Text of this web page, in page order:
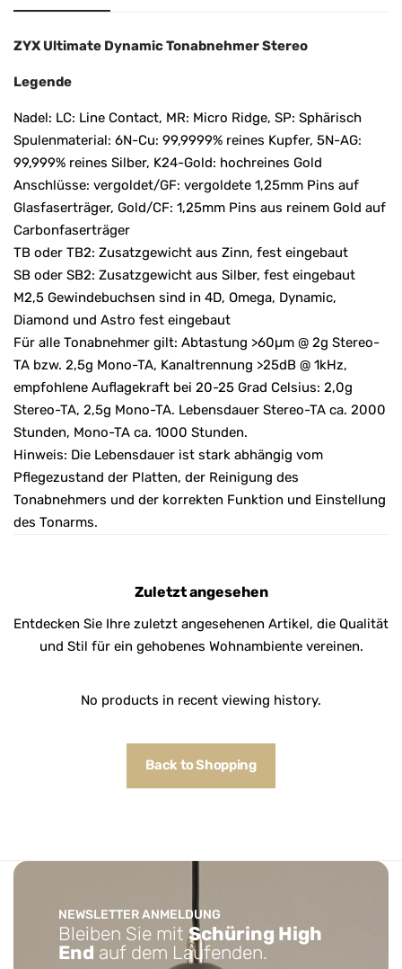
ZYX Ultimate Dynamic Tonabnehmer Stereo
Legende
Nadel: LC: Line Contact, MR: Micro Ridge, SP: Sphärisch
Spulenmaterial: 6N-Cu: 99,9999% reines Kupfer, 5N-AG:
99,999% reines Silber, K24-Gold: hochreines Gold
Anschlüsse: vergoldet/GF: vergoldete 1,25mm Pins auf
Glasfaserträger, Gold/CF: 1,25mm Pins aus reinem Gold auf
Carbonfaserträger
TB oder TB2: Zusatzgewicht aus Zinn, fest eingebaut
SB oder SB2: Zusatzgewicht aus Silber, fest eingebaut
M2,5 Gewindebuchsen sind in 4D, Omega, Dynamic,
Diamond und Astro fest eingebaut
Für alle Tonabnehmer gilt: Abtastung >60µm @ 2g Stereo-
TA bzw. 2,5g Mono-TA, Kanaltrennung >25dB @ 1kHz,
empfohlene Auflagekraft bei 20-25 Grad Celsius: 2,0g
Stereo-TA, 2,5g Mono-TA. Lebensdauer Stereo-TA ca. 2000
Stunden, Mono-TA ca. 1000 Stunden.
Hinweis: Die Lebensdauer ist stark abhängig vom
Pflegezustand der Platten, der Reinigung des
Tonabnehmers und der korrekten Funktion und Einstellung
des Tonarms.
Zuletzt angesehen
Entdecken Sie Ihre zuletzt angesehenen Artikel, die Qualität
und Stil für ein gehobenes Wohnambiente vereinen.
No products in recent viewing history.
Back to Shopping
NEWSLETTER ANMELDUNG
Bleiben Sie mitSchüring High
End auf dem Laufenden.